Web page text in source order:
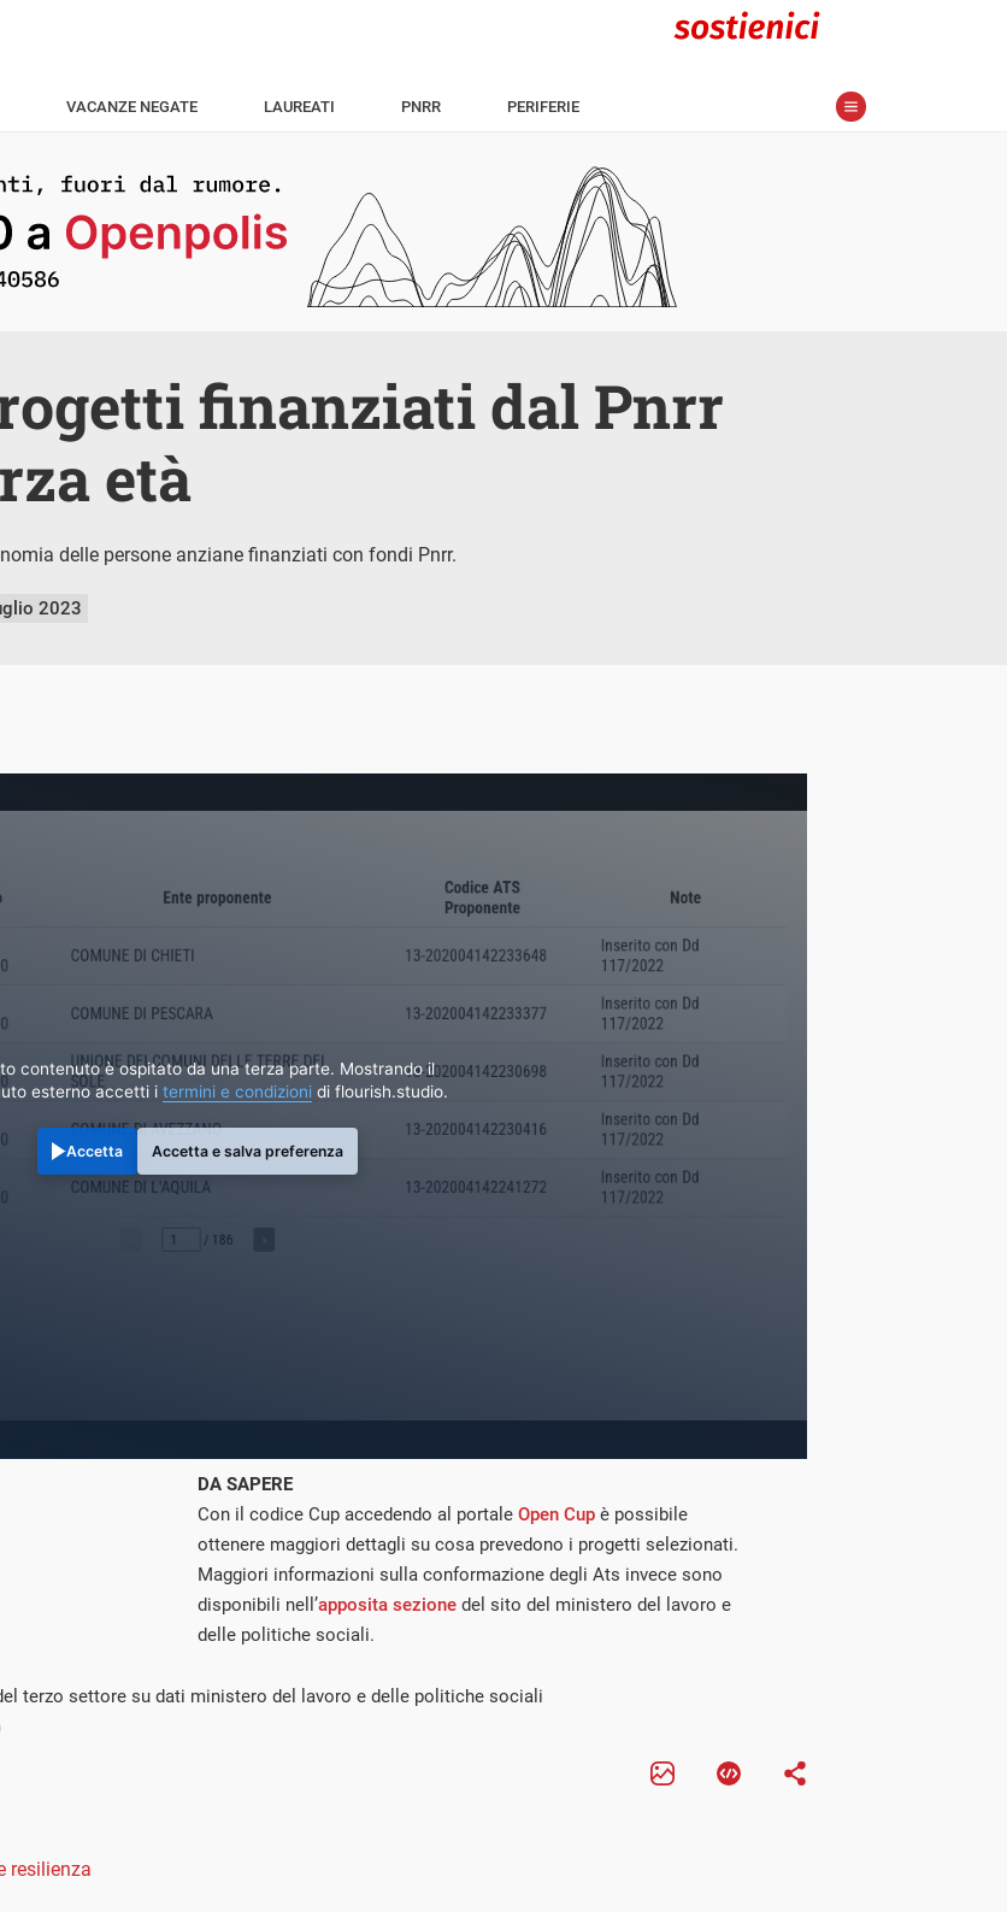
VACANZE NEGATE LAUREATI PNRR PERIFERIE
finanziati dal Pnrr
età
delle persone anziane finanziati con fondi Pnrr.
2023
contenuto è ospitato da una terza parte. Mostrando il
esterno accetti i termini e condizioni di flourish.studio.
Accetta Accetta e salva preferenza
DA SAPERE
Con il codice Cup accedendo al portale Open Cup è possibile
ottenere maggiori dettagli su cosa prevedono i progetti selezionati.
Maggiori informazioni sulla conformazione degli Ats invece sono
disponibili nell’apposita sezione del sito del ministero del lavoro e
delle politiche sociali.
terzo settore su dati ministero del lavoro e delle politiche sociali
resilienza